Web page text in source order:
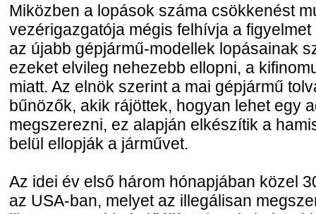
Miközben a lopások száma csökkenést
vezérigazgatója mégis felhívja a
az újabb gépjármű-modellek lopásainak
ezeket elvileg nehezebb ellopni, a
miatt. Az elnök szerint a mai gépjármű
bűnözők, akik rájöttek, hogyan lehet egy
megszerezni, ez alapján elkészítik a
belül ellopják a járművet.
Az idei év első három hónapjában közel
az USA-ban, melyet az illegálisan